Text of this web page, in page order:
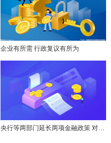
企业有所需 行政复议有所为